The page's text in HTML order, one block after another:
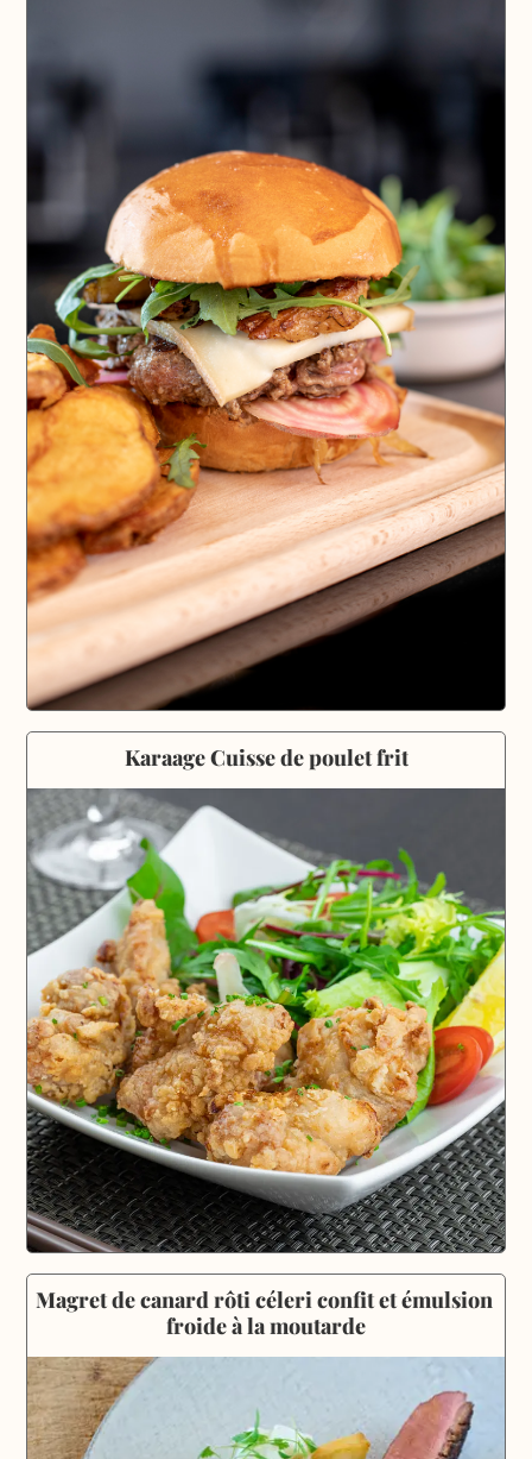
Karaage Cuisse de poulet frit
Magret de canard rôti céleri confit et émulsion
froide à la moutarde